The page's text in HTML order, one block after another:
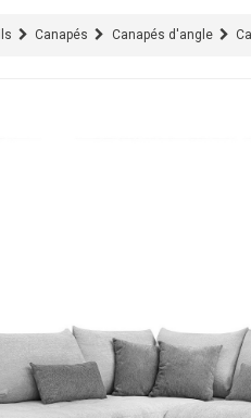
Canapés Canapés d'angle